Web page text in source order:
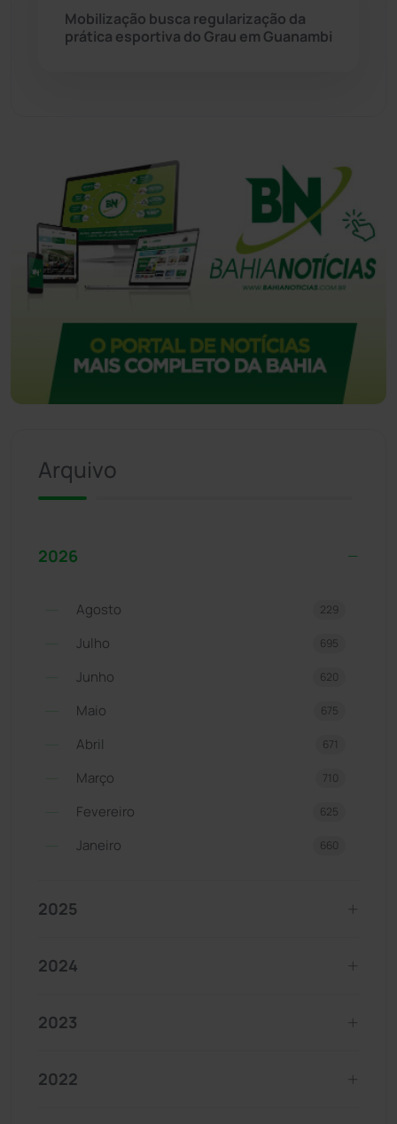
Mobilização busca regularização da
prática esportiva do Grau em Guanambi
Arquivo
2026
Agosto 229
Julho 695
Junho 620
Maio 675
Abril 671
Março 710
Fevereiro 625
Janeiro 660
2025
2024
2023
2022